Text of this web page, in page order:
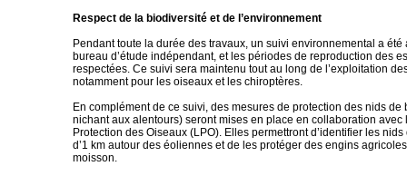
Respect de la biodiversité et de l’environnement
Pendant toute la durée des travaux, un suivi environnemental a été
bureau d’étude indépendant, et les périodes de reproduction des
respectées. Ce suivi sera maintenu tout au long de l’exploitation
notamment pour les oiseaux et les chiroptères.
En complément de ce suivi, des mesures de protection des nids de
nichant aux alentours) seront mises en place en collaboration avec
Protection des Oiseaux (LPO). Elles permettront d’identifier les
d’1 km autour des éoliennes et de les protéger des engins
moisson.